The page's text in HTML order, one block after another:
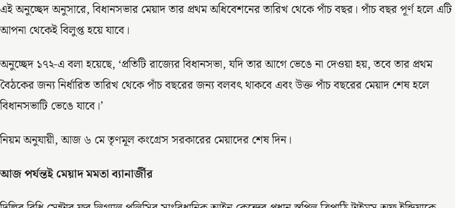
এই অনুচ্ছেদ অনুসারে, বিধানসভার মেয়াদ তার প্রথম অধিবেশনের তারিখ থেকে পাঁচ বছর। পাঁচ বছর পূর্ণ হলে এটি
আপনা থেকেই বিলুপ্ত হয়ে যাবে।
অনুচ্ছেদ ১৭২-এ বলা হয়েছে, ‘প্রতিটি রাজ্যের বিধানসভা, যদি তার আগে ভেঙে না দেওয়া হয়, তবে তার প্রথম
বৈঠকের জন্য নির্ধারিত তারিখ থেকে পাঁচ বছরের জন্য বলবৎ থাকবে এবং উক্ত পাঁচ বছরের মেয়াদ শেষ হলে
বিধানসভাটি ভেঙে যাবে।’
নিয়ম অনুযায়ী, আজ ৬ মে তৃণমূল কংগ্রেস সরকারের মেয়াদের শেষ দিন।
আজ পর্যন্তই মেয়াদ মমতা ব্যানার্জীর